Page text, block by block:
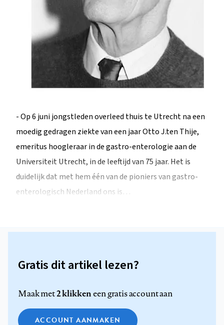
- Op 6 juni jongstleden overleed thuis te Utrecht na een
moedig gedragen ziekte van een jaar Otto J.ten Thije,
emeritus hoogleraar in de gastro-enterologie aan de
Universiteit Utrecht, in de leeftijd van 75 jaar. Het is
duidelijk dat met hem één van de pioniers van gastro-
enterologisch Nederland ons is…
Gratis dit artikel lezen?
Maak met2 klikkeneen gratis account aan
ACCOUNT AANMAKEN